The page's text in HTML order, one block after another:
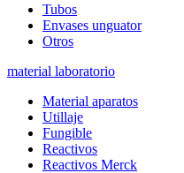
Tubos
Envases unguator
Otros
material laboratorio
Material aparatos
Utillaje
Fungible
Reactivos
Reactivos Merck